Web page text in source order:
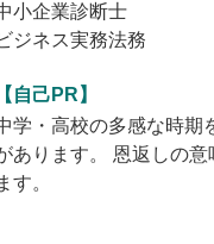
小企業診断士
ジネス実務法務
【自己PR】
学・高校の多感な時期
あります。 恩返しの
す。